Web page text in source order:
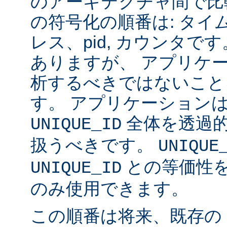
の符号化の順番は: タイ
レス、pid, カウンタで
ありますが、 アプリケ
析するべきではないこ
す。 アプリケーション
UNIQUE_ID 全体を透過
扱うべきです。
UNIQUE_ID との等価性
のみ使用できます。
この順番は将来、既存の